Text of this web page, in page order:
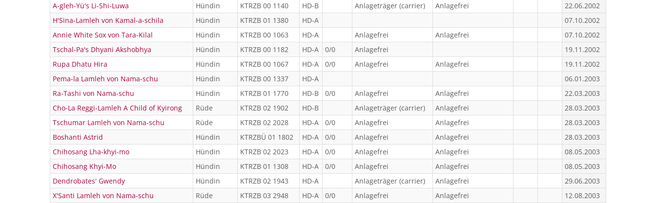
A-gleh-Yü's Li-Shi-Luwa
Hündin KTRZB 00 1140 HD-B Anlageträger (carrier) Anlagefrei
22.06.2002
H'Sina-Lamleh von Kamal-a-schila
Hündin KTRZB 01 1380 HD-A
07.10.2002
Annie White Sox von Tara-Kilal
Hündin KTRZB 00 1063 HD-A Anlagefrei Anlagefrei
07.10.2002
Tschal-Pa's Dhyani Akshobhya
Hündin KTRZB 00 1182 HD-A 0/0 Anlagefrei
19.11.2002
Rupa Dhatu Hira
Hündin KTRZB 00 1067 HD-A 0/0 Anlagefrei Anlagefrei
19.11.2002
Pema-la Lamleh von Nama-schu
Hündin KTRZB 00 1337 HD-A
06.01.2003
Ra-Tashi von Nama-schu
Hündin KTRZB 01 1770 HD-B 0/0 Anlagefrei Anlagefrei
22.03.2003
Cho-La Reggi-Lamleh A Child of Kyirong
Rüde KTRZB 02 1902 HD-B Anlageträger (carrier) Anlagefrei
28.03.2003
Tschumar Lamleh von Nama-schu
Rüde KTRZB 02 2028 HD-A 0/0 Anlagefrei Anlagefrei
28.03.2003
Boshanti Astrid
Hündin KTRZBÜ 01 1802 HD-A 0/0 Anlagefrei Anlagefrei
28.03.2003
Chihosang Lha-khyi-mo
Hündin KTRZB 02 2023 HD-A 0/0 Anlagefrei Anlagefrei
08.05.2003
Chihosang Khyi-Mo
Hündin KTRZB 01 1308 HD-A 0/0 Anlagefrei Anlagefrei
08.05.2003
Dendrobates' Gwendy
Hündin KTRZB 02 1943 HD-A Anlageträger (carrier) Anlagefrei
29.06.2003
X'Santi Lamleh von Nama-schu
Rüde KTRZB 03 2948 HD-A 0/0 Anlagefrei Anlagefrei 12.08.2003